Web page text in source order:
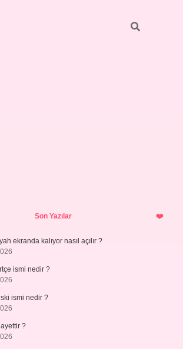
Son Yazılar
ekranda kalıyor nasıl açılır ?
ismi nedir ?
ismi nedir ?
?